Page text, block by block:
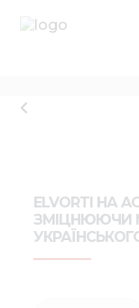
ELVORTI НА
ЗМІЦНЮЮЧИ